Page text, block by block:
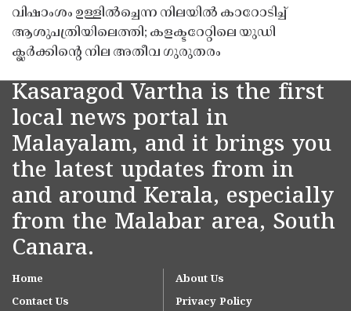
വിഷാംശം ഉള്ളിൽച്ചെന്ന നിലയിൽ കാറോടിച്ച്
ആശുപത്രിയിലെത്തി; കളക്ടറേറ്റിലെ യുഡി
ക്ലർക്കിൻ്റെ നില അതീവ ഗുരുതരം
Kasaragod Vartha is the first
local news portal in
Malayalam, and it brings you
the latest updates from in
and around Kerala, especially
from the Malabar area, South
Canara.
Home
About Us
Contact Us
Privacy Policy